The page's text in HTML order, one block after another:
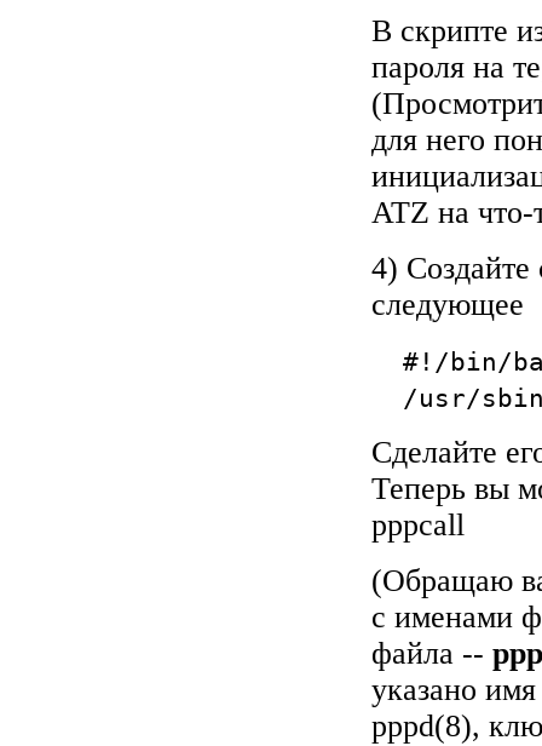
В скрипте
пароля на
для него
ATZ на
4)
следующее
#!/bin/
/usr/
Сделайте
Теперь вы
pppcall
(Обращаю
с именами
файла --
указано
pppd(8),